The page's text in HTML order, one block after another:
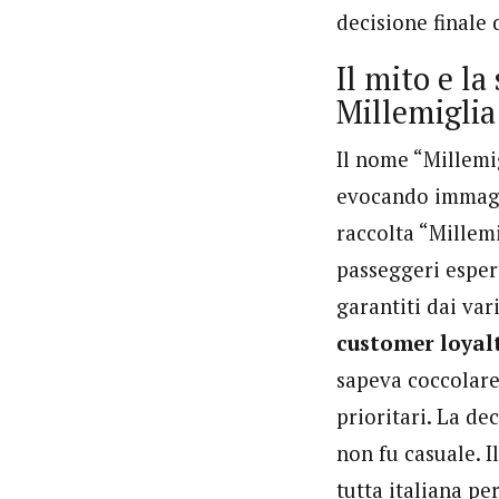
decisione finale
Il mito e la
Millemiglia
Il nome
evocando
raccolta
passeggeri
garantiti dai
customer
sapeva
prioritari. La
non fu casuale.
tutta italiana